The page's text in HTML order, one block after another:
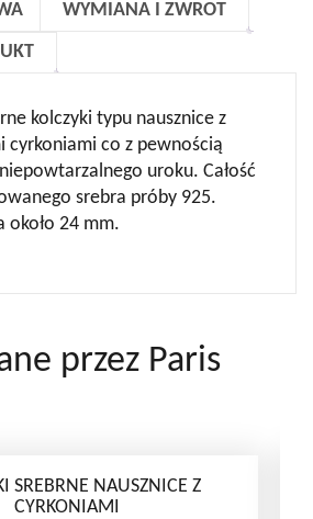
WYMIANA I ZWROT
kolczyki typu nausznice z
cyrkoniami co z pewnością
uroku. Całość
srebra próby 925.
około 24 mm.
przez Paris
SREBRNE NAUSZNICE Z
CYRKONIAMI